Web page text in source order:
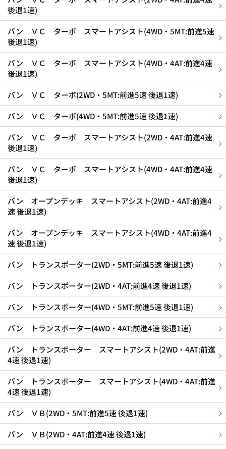
後退1速)
バン ＶＣ ターボ スマートアシスト(4WD・5MT:前進5速
後退1速)
バン ＶＣ ターボ スマートアシスト(4WD・4AT:前進4速
後退1速)
バン ＶＣ ターボ(2WD・5MT:前進5速 後退1速)
バン ＶＣ ターボ(4WD・5MT:前進5速 後退1速)
バン ＶＣ ターボ スマートアシスト(2WD・4AT:前進4速
後退1速)
バン ＶＣ ターボ スマートアシスト(4WD・4AT:前進4速
後退1速)
バン オープンデッキ スマートアシスト(2WD・4AT:前進4
速 後退1速)
バン オープンデッキ スマートアシスト(4WD・4AT:前進4
速 後退1速)
バン トランスポーター(2WD・5MT:前進5速 後退1速)
バン トランスポーター(2WD・4AT:前進4速 後退1速)
バン トランスポーター(4WD・5MT:前進5速 後退1速)
バン トランスポーター(4WD・4AT:前進4速 後退1速)
バン トランスポーター スマートアシスト(2WD・4AT:前進
4速 後退1速)
バン トランスポーター スマートアシスト(4WD・4AT:前進
4速 後退1速)
バン ＶＢ(2WD・5MT:前進5速 後退1速)
バン ＶＢ(2WD・4AT:前進4速 後退1速)